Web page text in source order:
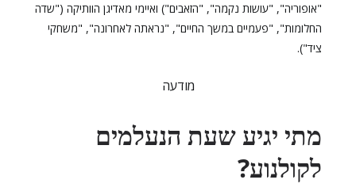
"אופוריה", "עושות נקמה", "הזאבים") ואיימי מאדיגן הוותיקה ("שדה
החלומות", "פעמיים במשך החיים", "נראתה לאחרונה", "משחקי
ציד").
מודעה
מתי יגיע שעת הנעלמים
לקולנוע?